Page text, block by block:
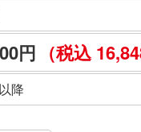
円 （税込
降